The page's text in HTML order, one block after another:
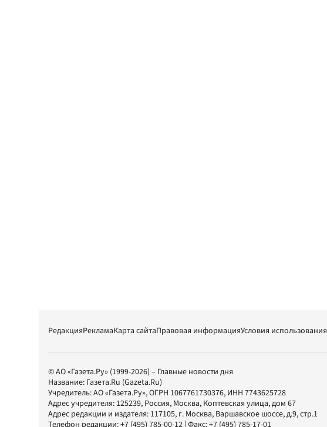
РедакцияРекламаКарта сайтаПравовая информацияУсловия использования
© АО «Газета.Ру» (1999-2026) – Главные новости дня
Название: Газета.Ru (Gazeta.Ru)
Учредитель:АО «Газета.Ру», ОГРН 1067761730376, ИНН 7743625728
Адрес учредителя: 125239, Россия, Москва, Коптевская улица, дом 67
Адрес редакции и издателя: 117105, г. Москва, Варшавское шоссе, д.9, стр.1
Телефон редакции:+7 (495) 785-00-12 | Факс:+7 (495) 785-17-01